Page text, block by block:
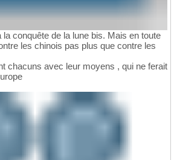
conquête de la lune bis. Mais en toute
les chinois pas plus que contre les
chacuns avec leur moyens , qui ne ferait